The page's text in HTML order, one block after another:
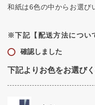
和紙は6色の中からお選び
※下記【配送方法につい
確認しました
下記よりお色をお選び